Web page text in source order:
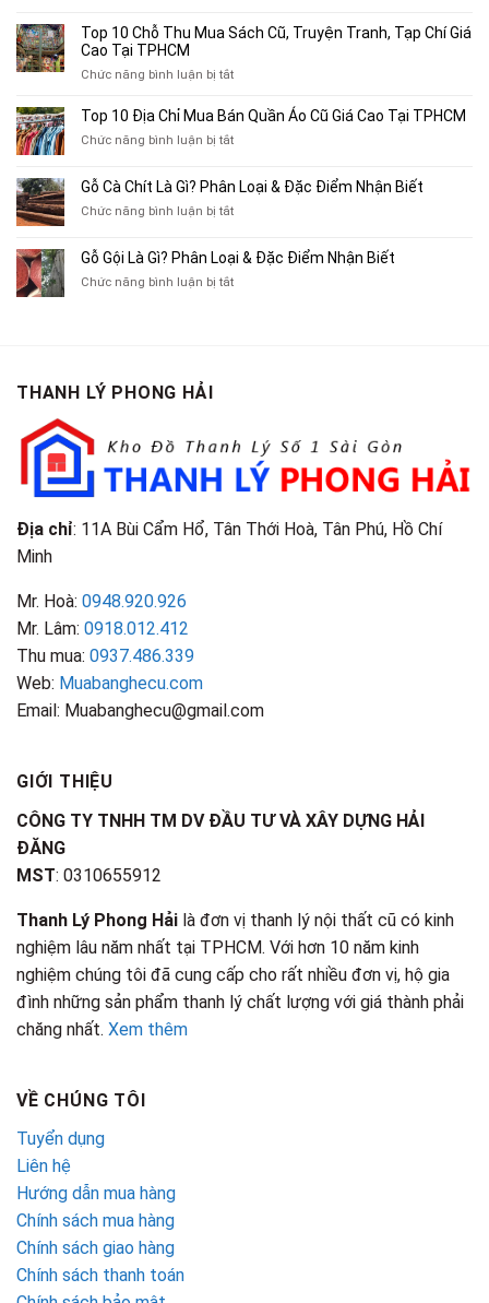
4
Chuyên
Bán
Xe
Cũ,
Xe
Cũ
TP.HCM
Top 10 Chỗ Thu Mua Sách Cũ, Truyện Tranh, Tạp Chí Giá
Cao Tại TPHCM
Chức năng bình luận bị tắtở
10
Thu
Sách
Tạp
Chí
Top 10 Địa Chỉ Mua Bán Quần Áo Cũ Giá Cao Tại TPHCM
Chức năng bình luận bị tắtở
Địa
Chỉ
Bán
Áo
Gỗ Cà Chít Là Gì? Phân Loại & Đặc Điểm Nhận Biết
Chức năng bình luận bị tắtở
Chít
Là
Gỗ Gội Là Gì? Phân Loại & Đặc Điểm Nhận Biết
Chức năng bình luận bị tắtở
Điểm
Nhận
Biết
THANH LÝ PHONG HẢI
Địa chỉ: 11A Bùi Cẩm Hổ, Tân Thới Hoà, Tân Phú, Hồ Chí
Minh
Mr. Hoà: 0948.920.926
Mr. Lâm: 0918.012.412
Thu mua: 0937.486.339
Web: Muabanghecu.com
Email: Muabanghecu@gmail.com
GIỚI THIỆU
CÔNG TY TNHH TM DV ĐẦU TƯ VÀ XÂY DỰNG HẢI
ĐĂNG
MST: 0310655912
Thanh Lý Phong Hải là đơn vị thanh lý nội thất cũ có kinh
nghiệm lâu năm nhất tại TPHCM. Với hơn 10 năm kinh
nghiệm chúng tôi đã cung cấp cho rất nhiều đơn vị, hộ gia
đình những sản phẩm thanh lý chất lượng với giá thành phải
chăng nhất. Xem thêm
VỀ CHÚNG TÔI
Tuyển dụng
Liên hệ
Hướng dẫn mua hàng
Chính sách mua hàng
Chính sách giao hàng
Chính sách thanh toán